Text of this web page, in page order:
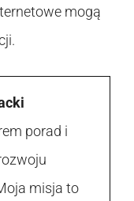
mogą
porad i
misja to